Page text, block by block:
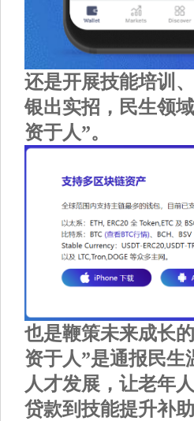
还是开展技能培训
银出实招，民生领
资于人”。
也是鞭策未来成长
资于人”是通报民生
人才发展，让老年
贷款到技能提升补